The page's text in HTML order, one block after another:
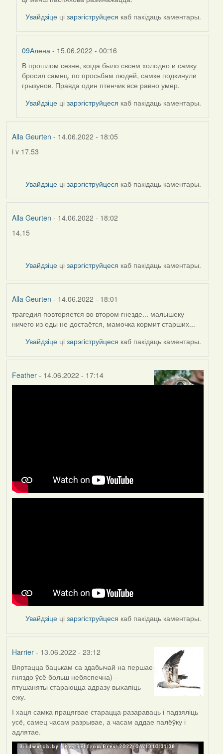
Увайдзіце цізарэгіструйцеся каб пакідаць каментары.
09Алена - 15.06.2022 - 00:16
In
reply
to
by
Geurten
В прошлом сезне, когда было свсем холодно и самку
бросил самец, по просьбам людей, самке подкинули
грызунов. Правда один птенчик все равно умер.
Увайдзіце цізарэгіструйцеся каб пакідаць каментары.
Alla Geurten - 14.06.2022 - 18:05
i v 17.53
Увайдзіце цізарэгіструйцеся каб пакідаць каментары.
Alla Geurten - 14.06.2022 - 18:02
14.15
Увайдзіце цізарэгіструйцеся каб пакідаць каментары.
Alla Geurten - 14.06.2022 - 18:01
трагедия повторяется во втором гнезде... малышеку
ничего из еды не достаётся, мамочка кормит старших...
Увайдзіце цізарэгіструйцеся каб пакідаць каментары.
Feather- 14.06.2022 - 17:14
Увайдзіце цізарэгіструйцеся каб пакідаць каментары.
Harrier- 13.06.2022 - 23:12
Вяртацца бацькам са здабычай на першае
гняздо ўсё больш небяспечна) -
птушаняты стараюцца адразу выхапіць
ежу.
І хаця самка працягвае старацца разараваць і падзяліць
усё, самец часам разрывае, а часам аддае палёўку і
адлятае.